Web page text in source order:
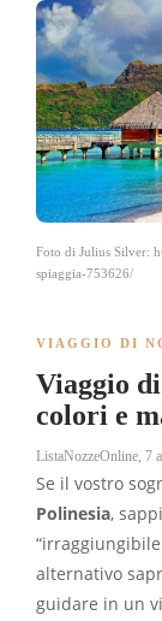
Foto di Julius Silver:
spiaggia-753626/
VIAGGIO DI
Viaggio
colori e
ListaNozzeOnline, 7
Se il vostro
Polinesia,
alternativo
guidare in un